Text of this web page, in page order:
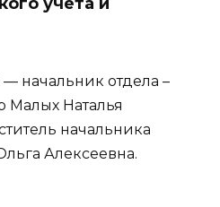
начальник отдела –
Малых Наталья
начальника
Алексеевна.